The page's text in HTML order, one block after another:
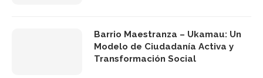
Barrio Maestranza – Ukamau: Un
Modelo de Ciudadanía Activa y
Transformación Social